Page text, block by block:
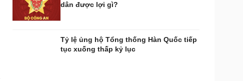
dân được lợi gì?
Tỷ lệ ủng hộ Tổng thống Hàn Quốc tiếp
tục xuống thấp kỷ lục